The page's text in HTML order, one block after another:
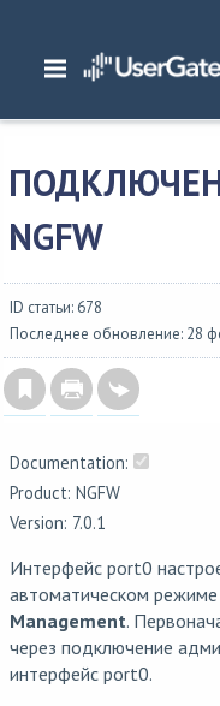
Главная/ Документация/
Первоначальная настройка
NGFW
ID статьи: 678
Последнее обновление: 28
Documentation:
Product: NGFW
Version: 7.0.1
Интерфейс port0
автоматическом режиме
Management.
через подключение
интерфейс port0.